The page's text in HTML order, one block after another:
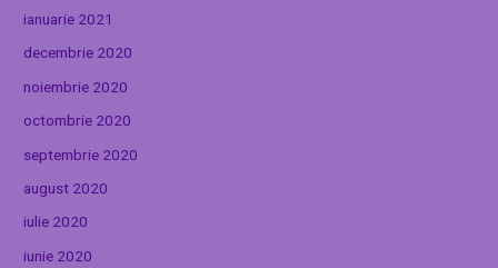
ianuarie 2021
decembrie 2020
noiembrie 2020
octombrie 2020
septembrie 2020
august 2020
iulie 2020
iunie 2020